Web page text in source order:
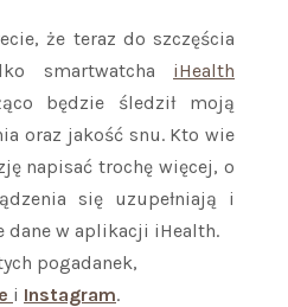
że teraz do szczęścia
smartwatcha iHealth
będzie śledził moją
oraz jakość snu. Kto wie
napisać trochę więcej, o
się uzupełniają i
dane w aplikacji iHealth.
pogadanek,
i Instagram.